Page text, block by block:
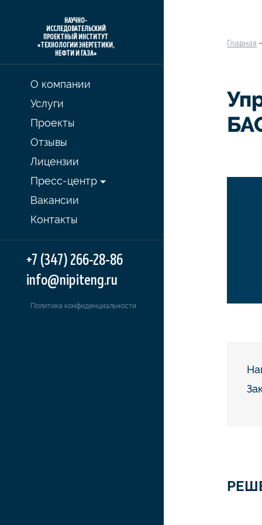
НАУЧНО-
ИССЛЕДОВАТЕЛЬСКИЙ
ПРОЕКТНЫЙ ИНСТИТУТ
«ТЕХНОЛОГИИ ЭНЕРГЕТИКИ,
НЕФТИ И ГАЗА»
О компании
Услуги
Проекты
Отзывы
Лицензии
Пресс-центр
Вакансии
Контакты
+7 (347) 266-28-86
info@nipiteng.ru
Политика конфиденциальности
Главная